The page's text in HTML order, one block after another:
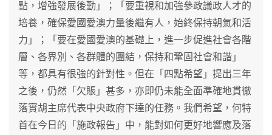
點，增強發展後勤」；「要重視和加強參政議政人才的
培養，確保愛國愛澳力量後繼有人，始終保持朝氣和活
力」；「要在愛國愛澳的基礎上，進一步促進社會各階
層、各界別、各群體的團結，保持和鞏固社會和諧」
等，都具有很強的針對性。但在「四點希望」提出三年
之後，仍然「欠賬」甚多，亦即仍未能全面準確地貫徹
落實胡主席代表中央政府下達的任務。我們希望，何特
首在今日的「施政報告」中，能對如何更好地響應及落